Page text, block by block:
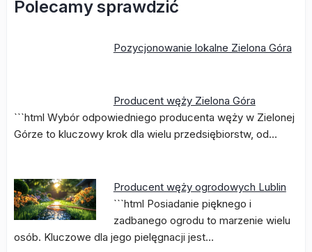
Polecamy sprawdzić
Pozycjonowanie lokalne Zielona Góra
Producent węży Zielona Góra
```html Wybór odpowiedniego producenta węży w Zielonej
Górze to kluczowy krok dla wielu przedsiębiorstw, od…
Producent węży ogrodowych Lublin
```html Posiadanie pięknego i
zadbanego ogrodu to marzenie wielu
osób. Kluczowe dla jego pielęgnacji jest…